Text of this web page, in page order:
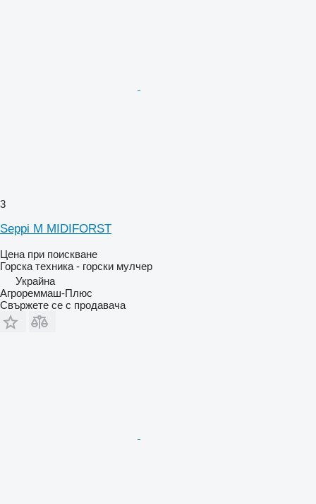
3
Seppi M MIDIFORST
Цена при поискване
Горска техника - горски мулчер
Украйна
Агрореммаш-Плюс
Свържете се с продавача